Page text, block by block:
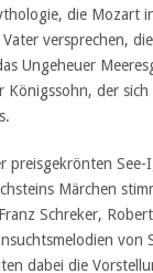
die Mozart
versprechen,
Ungeheuer
der
preisgekrönten
Märchen
Schreker,
dabei die